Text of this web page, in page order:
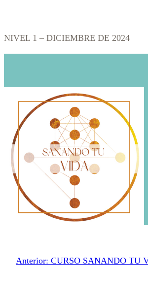
NIVEL 1 – DICIEMBRE DE 2024
Anterior: CURSO SANANDO TU